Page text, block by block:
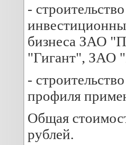
-
бизнеса ЗАО
"Гигант", ЗАО
-
профиля
Общая
рублей.